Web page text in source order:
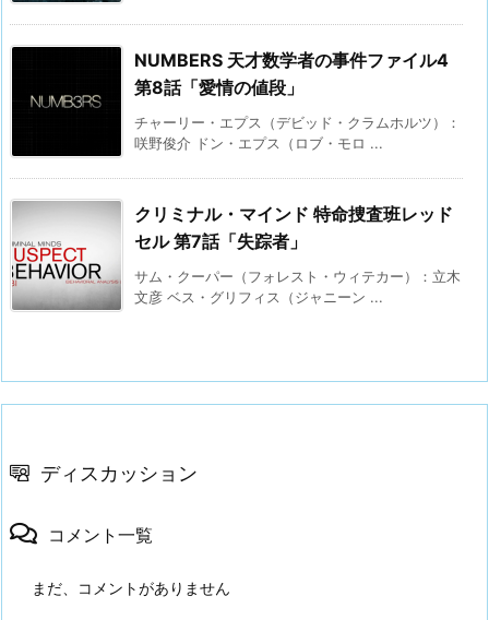
NUMBERS 天才数学者の事件ファイル4
第8話「愛情の値段」
チャーリー・エプス（デビッド・クラムホルツ）：
咲野俊介 ドン・エプス（ロブ・モロ ...
クリミナル・マインド 特命捜査班レッド
セル 第7話「失踪者」
サム・クーパー（フォレスト・ウィテカー）：立木
文彦 ベス・グリフィス（ジャニーン ...
ディスカッション
コメント一覧
まだ、コメントがありません